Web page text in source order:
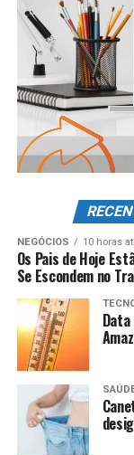
NEGÓCIOS 10 horas
Os Pais de Hoje
Se Escondem no